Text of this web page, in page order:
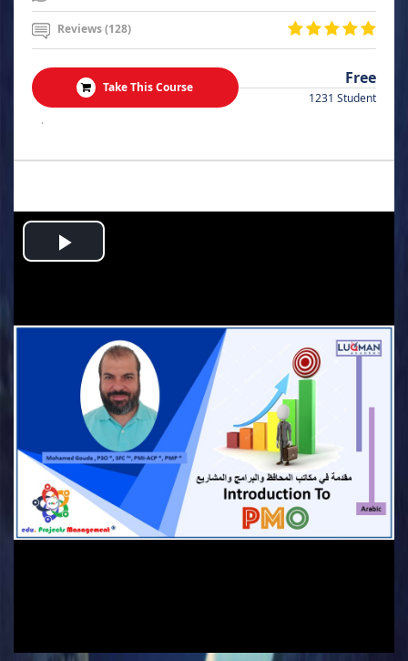
Reviews (128)
Take This Course Free
1231 Student
.
Play